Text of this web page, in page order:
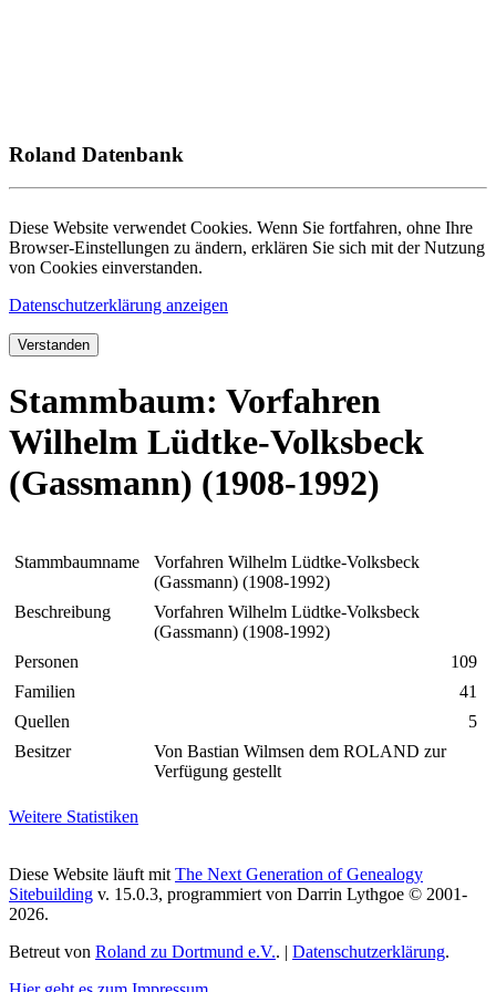
Roland Datenbank
Diese Website verwendet Cookies. Wenn Sie fortfahren, ohne Ihre
Browser-Einstellungen zu ändern, erklären Sie sich mit der Nutzung
von Cookies einverstanden.
Datenschutzerklärung anzeigen
Verstanden
Stammbaum: Vorfahren
Wilhelm Lüdtke-Volksbeck
(Gassmann) (1908-1992)
Stammbaumname
Vorfahren Wilhelm Lüdtke-Volksbeck
(Gassmann) (1908-1992)
Beschreibung
Vorfahren Wilhelm Lüdtke-Volksbeck
(Gassmann) (1908-1992)
Personen
109
Familien
41
Quellen
5
Besitzer
Von Bastian Wilmsen dem ROLAND zur
Verfügung gestellt
Weitere Statistiken
Diese Website läuft mit The Next Generation of Genealogy
Sitebuilding v. 15.0.3, programmiert von Darrin Lythgoe © 2001-
2026.
Betreut von Roland zu Dortmund e.V.. | Datenschutzerklärung.